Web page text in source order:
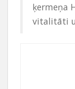
ķermeņa
vitalitāti